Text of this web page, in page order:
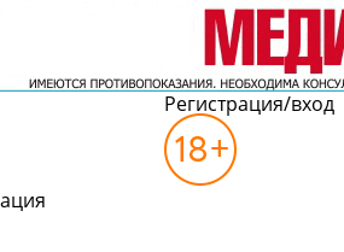
Регистрация/вход